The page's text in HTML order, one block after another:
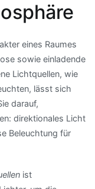
eines Raumes
sowie einladende
Lichtquellen, wie
lässt sich
darauf,
direktionales Licht
Beleuchtung für
ist